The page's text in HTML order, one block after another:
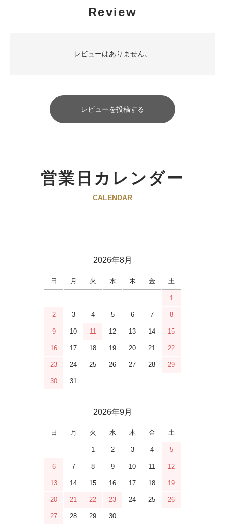
Review
レビューはありません。
レビューを投稿する
営業日カレンダー
CALENDAR
2026年8月
日 月 火 水 木 金 土
1
2 3 4 5 6 7 8
9 10 11 12 13 14 15
16 17 18 19 20 21 22
23 24 25 26 27 28 29
30 31
2026年9月
日 月 火 水 木 金 土
1 2 3 4 5
6 7 8 9 10 11 12
13 14 15 16 17 18 19
20 21 22 23 24 25 26
27 28 29 30